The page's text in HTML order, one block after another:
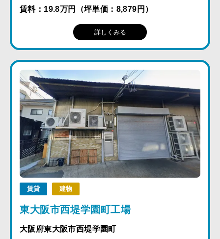
賃料：19.8万円（坪単価：8,879円）
詳しくみる
賃貸 建物
東大阪市西堤学園町工場
大阪府東大阪市西堤学園町